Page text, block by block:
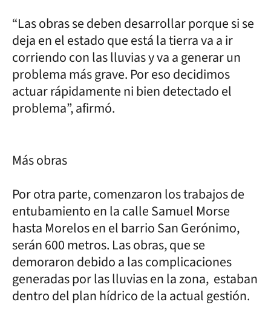
“Las obras se deben desarrollar porque si se
deja en el estado que está la tierra va a ir
corriendo con las lluvias y va a generar un
problema más grave. Por eso decidimos
actuar rápidamente ni bien detectado el
problema”, afirmó.
Más obras
Por otra parte, comenzaron los trabajos de
entubamiento en la calle Samuel Morse
hasta Morelos en el barrio San Gerónimo,
serán 600 metros. Las obras, que se
demoraron debido a las complicaciones
generadas por las lluvias en la zona, estaban
dentro del plan hídrico de la actual gestión.